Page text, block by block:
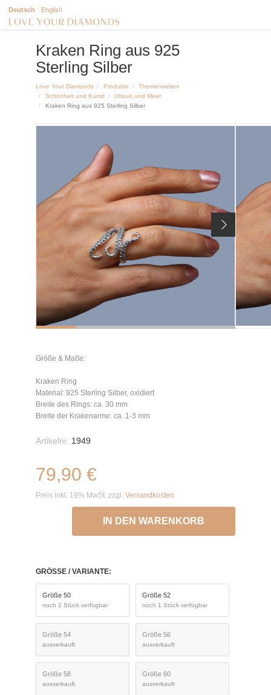
Deutsch English
Kraken Ring aus 925
Sterling Silber
Love Your Diamonds Produkte
Themenwelten
Schönheit und Kunst
Urlaub und Meer
Kraken Ring aus 925 Sterling Silber
Größe & Maße:
Kraken Ring
Material: 925 Sterling Silber, oxidiert
Breite des Rings: ca. 30 mm
Breite der Krakenarme: ca. 1-3 mm
Artikelnr. 1949
79,90 €
Preis inkl. 19% MwSt. zzgl. Versandkosten
IN DEN WARENKORB
GRÖSSE / VARIANTE:
Größe 50
noch 2 Stück verfügbar
Größe 52
noch 1 Stück verfügbar
Größe 54
ausverkauft
Größe 56
ausverkauft
Größe 58
ausverkauft
Größe 60
ausverkauft